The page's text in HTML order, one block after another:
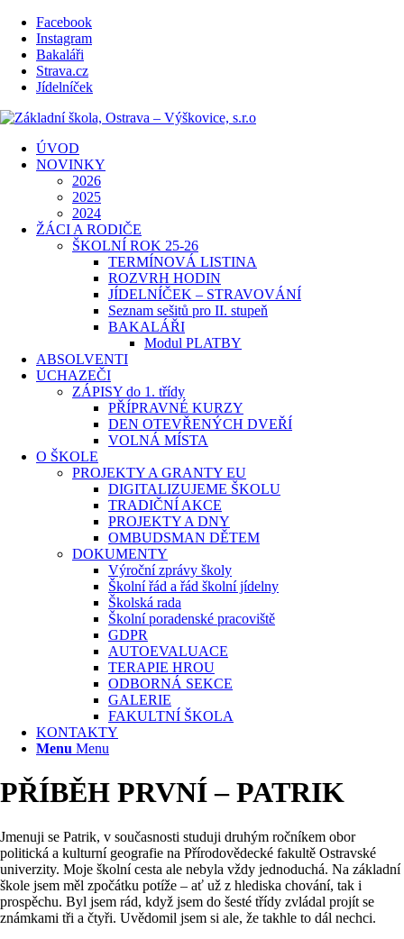
Facebook
Instagram
Bakaláři
Strava.cz
Jídelníček
ÚVOD
NOVINKY
2026
2025
2024
ŽÁCI A RODIČE
ŠKOLNÍ ROK 25-26
TERMÍNOVÁ LISTINA
ROZVRH HODIN
JÍDELNÍČEK – STRAVOVÁNÍ
Seznam sešitů pro II. stupeň
BAKALÁŘI
Modul PLATBY
ABSOLVENTI
UCHAZEČI
ZÁPISY do 1. třídy
PŘÍPRAVNÉ KURZY
DEN OTEVŘENÝCH DVEŘÍ
VOLNÁ MÍSTA
O ŠKOLE
PROJEKTY A GRANTY EU
DIGITALIZUJEME ŠKOLU
TRADIČNÍ AKCE
PROJEKTY A DNY
OMBUDSMAN DĚTEM
DOKUMENTY
Výroční zprávy školy
Školní řád a řád školní jídelny
Školská rada
Školní poradenské pracoviště
GDPR
AUTOEVALUACE
TERAPIE HROU
ODBORNÁ SEKCE
GALERIE
FAKULTNÍ ŠKOLA
KONTAKTY
Menu Menu
PŘÍBĚH PRVNÍ – PATRIK
Jmenuji se Patrik, v současnosti studuji druhým ročníkem obor
politická a kulturní geografie na Přírodovědecké fakultě Ostravské
univerzity. Moje školní cesta ale nebyla vždy jednoduchá. Na základní
škole jsem měl zpočátku potíže – ať už z hlediska chování, tak i
prospěchu. Byl jsem rád, když jsem do šesté třídy zvládal projít se
známkami tři a čtyři. Uvědomil jsem si ale, že takhle to dál nechci.